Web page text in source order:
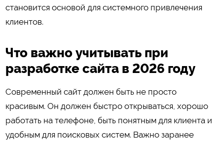
становится основой для системного привлечения
клиентов.
Что важно учитывать при
разработке сайта в 2026 году
Современный сайт должен быть не просто
красивым. Он должен быстро открываться, хорошо
работать на телефоне, быть понятным для клиента и
удобным для поисковых систем. Важно заранее